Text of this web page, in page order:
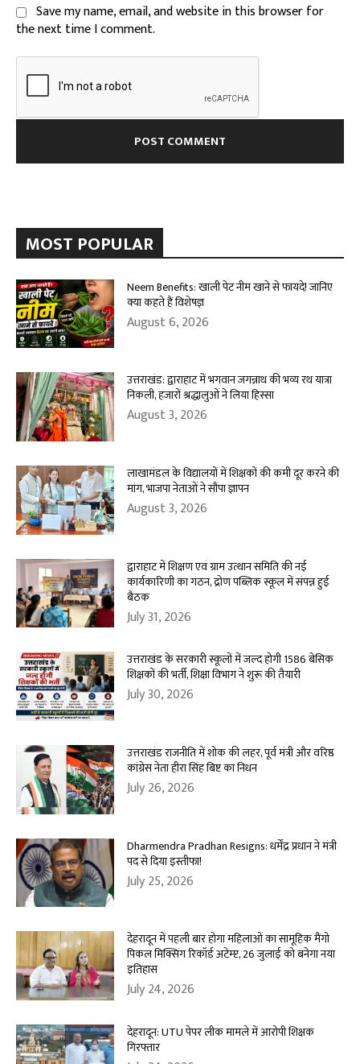
Save my name, email, and website in this browser for
the next time I comment.
MOST POPULAR
Neem Benefits: खाली पेट नीम खाने से फायदे! जानिए
क्या कहते हैं विशेषज्ञ
August 6, 2026
उत्तराखंड: द्वाराहाट में भगवान जगन्नाथ की भव्य रथ यात्रा
निकली, हजारों श्रद्धालुओं ने लिया हिस्सा
August 3, 2026
लाखामंडल के विद्यालयों में शिक्षकों की कमी दूर करने की
मांग, भाजपा नेताओं ने सौंपा ज्ञापन
August 3, 2026
द्वाराहाट में शिक्षण एवं ग्राम उत्थान समिति की नई
कार्यकारिणी का गठन, द्रोण पब्लिक स्कूल में संपन्न हुई
बैठक
July 31, 2026
उत्तराखंड के सरकारी स्कूलों में जल्द होगी 1586 बेसिक
शिक्षकों की भर्ती, शिक्षा विभाग ने शुरू की तैयारी
July 30, 2026
उत्तराखंड राजनीति में शोक की लहर, पूर्व मंत्री और वरिष्ठ
कांग्रेस नेता हीरा सिंह बिष्ट का निधन
July 26, 2026
Dharmendra Pradhan Resigns: धर्मेंद्र प्रधान ने मंत्री
पद से दिया इस्तीफा!
July 25, 2026
देहरादून में पहली बार होगा महिलाओं का सामूहिक मैंगो
पिकल मिक्सिंग रिकॉर्ड अटेम्प्ट, 26 जुलाई को बनेगा नया
इतिहास
July 24, 2026
देहरादून: UTU पेपर लीक मामले में आरोपी शिक्षक
गिरफ्तार